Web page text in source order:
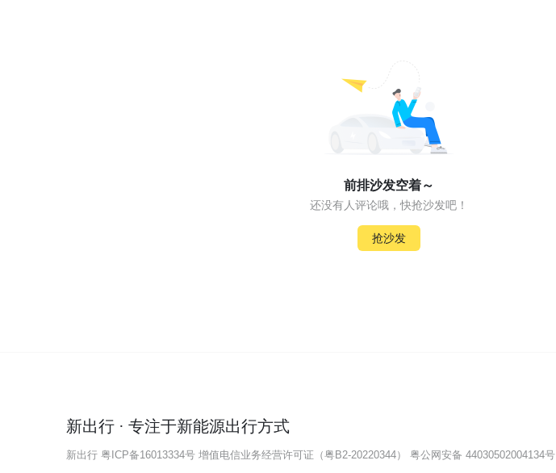
前排沙发空着～
还没有人评论哦，快抢沙发吧！
抢沙发
新出行 · 专注于新能源出行方式
新出行 粤ICP备16013334号 增值电信业务经营许可证（粤B2-20220344） 粤公网安备 44030502004134号